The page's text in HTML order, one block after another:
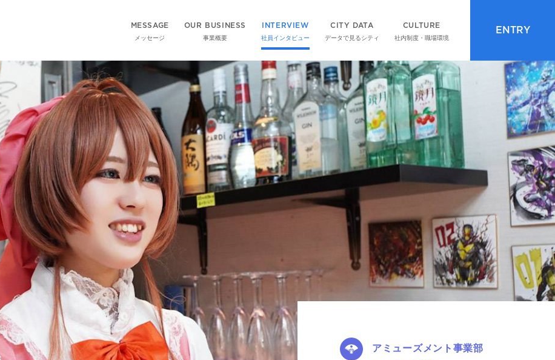
MESSAGE
メッセージ
OUR BUSINESS
事業概要
INTERVIEW
社員インタビュー
CITY DATA
データで見るシティ
CULTURE
社内制度・職場環境
ENTRY
アミューズメント事業部